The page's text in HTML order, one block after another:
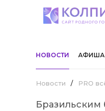
НОВОСТИ АФИША
Новости / PRO
Бразильским